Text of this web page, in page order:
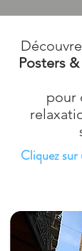
Posters &
pour
Cliquez sur